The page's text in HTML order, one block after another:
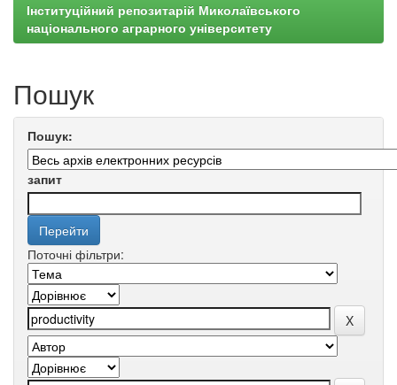
Інституційний репозитарій Миколаївського
національного аграрного університету
Пошук
Пошук:
запит
Поточні фільтри: